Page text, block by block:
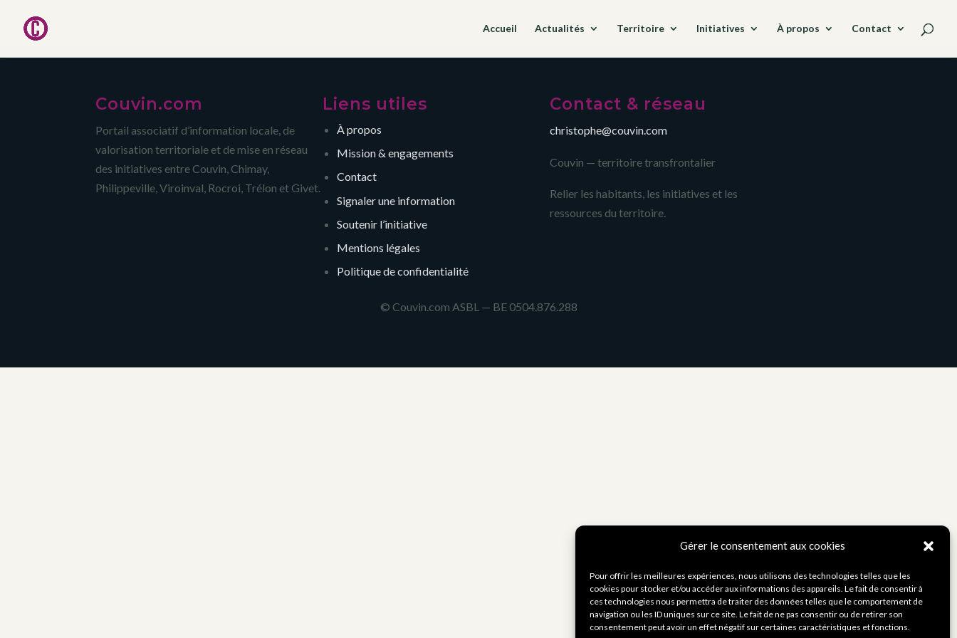
Gérer le consentement aux cookies
Pour offrir les meilleures expériences, nous utilisons des technologies telles que les
cookies pour stocker et/ou accéder aux informations des appareils. Le fait de consentir à
ces technologies nous permettra de traiter des données telles que le comportement de
navigation ou les ID uniques sur ce site. Le fait de ne pas consentir ou de retirer son
consentement peut avoir un effet négatif sur certaines caractéristiques et fonctions.
Accueil Actualités Territoire Initiatives À propos Contact
Couvin.com
Portail associatif d’information locale, de
valorisation territoriale et de mise en réseau
des initiatives entre Couvin, Chimay,
Philippeville, Viroinval, Rocroi, Trélon et Givet.
Liens utiles
À propos
Mission & engagements
Contact
Signaler une information
Soutenir l’initiative
Mentions légales
Politique de confidentialité
Contact & réseau
christophe@couvin.com
Couvin — territoire transfrontalier
Relier les habitants, les initiatives et les
ressources du territoire.
© Couvin.com ASBL — BE 0504.876.288